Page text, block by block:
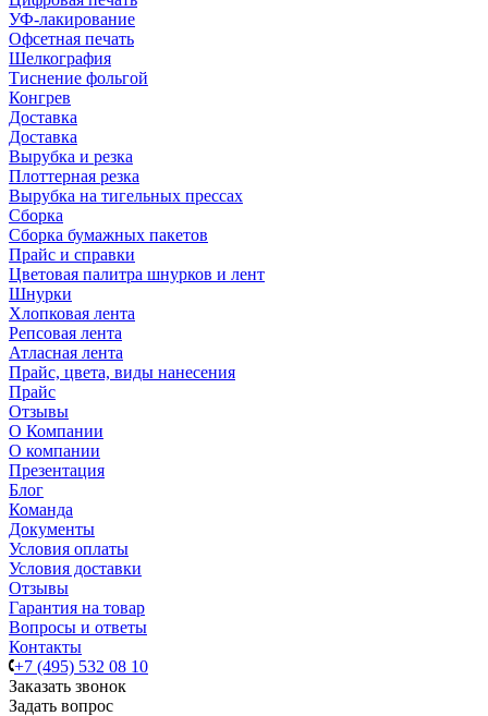
УФ-лакирование
Офсетная печать
Шелкография
Тиснение фольгой
Конгрев
Доставка
Доставка
Вырубка и резка
Плоттерная резка
Вырубка на тигельных прессах
Сборка
Сборка бумажных пакетов
Прайс и справки
Цветовая палитра шнурков и лент
Шнурки
Хлопковая лента
Репсовая лента
Атласная лента
Прайс, цвета, виды нанесения
Прайс
Отзывы
О Компании
О компании
Презентация
Блог
Команда
Документы
Условия оплаты
Условия доставки
Отзывы
Гарантия на товар
Вопросы и ответы
Контакты
+7 (495) 532 08 10
Заказать звонок
Задать вопрос